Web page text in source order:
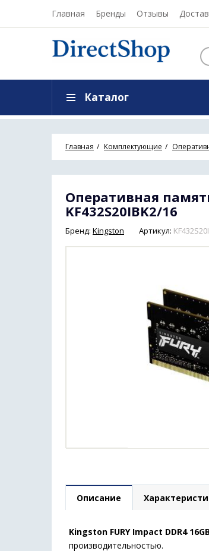
Главная Бренды Отзывы
Каталог
Главная Комплектующие
Оперативная
KF432S20IBK2/16
Бренд: Kingston Артикул:
Описание
Kingston FURY Impact DDR4
производительностью.